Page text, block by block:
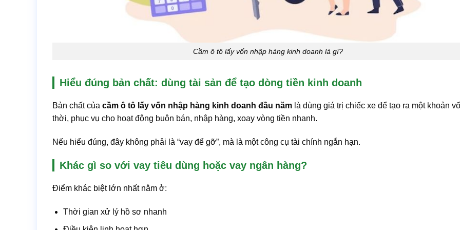
Cầm ô tô lấy vốn nhập hàng kinh doanh là gì?
Hiểu đúng bản chất: dùng tài sản để tạo dòng tiền kinh doanh
Bản chất của cầm ô tô lấy vốn nhập hàng kinh doanh đầu năm là dùng giá trị chiếc xe để tạo ra một khoản
thời, phục vụ cho hoạt động buôn bán, nhập hàng, xoay vòng tiền nhanh.
Nếu hiểu đúng, đây không phải là “vay để gỡ”, mà là một công cụ tài chính ngắn hạn.
Khác gì so với vay tiêu dùng hoặc vay ngân hàng?
Điểm khác biệt lớn nhất nằm ở:
Thời gian xử lý hồ sơ nhanh